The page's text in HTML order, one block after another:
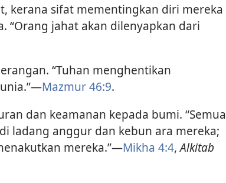
kerana sifat mementingkan diri mereka
“Orang jahat akan dilenyapkan dari
“Tuhan menghentikan
Mazmur 46:9.
dan keamanan kepada bumi. “Semua
ladang anggur dan kebun ara mereka;
mereka.”—Mikha 4:4,Alkitab